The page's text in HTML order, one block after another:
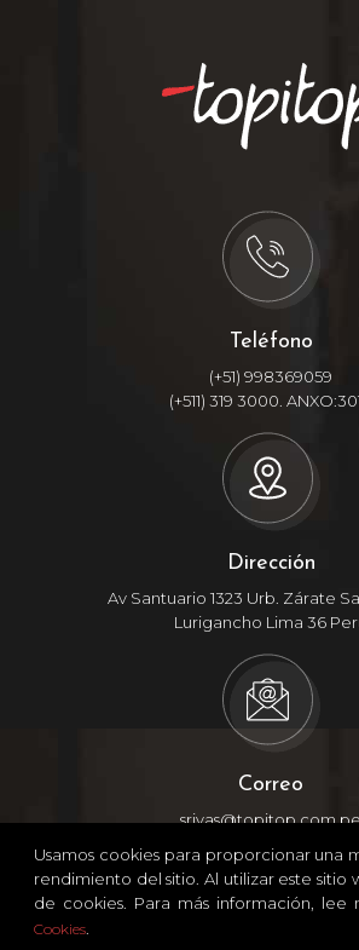
Teléfono
(+51) 998369059
(+511) 319 3000.
Dirección
Av Santuario 1323 Urb. Zárate
Lurigancho Lima 36
Correo
Usamos cookies para proporcionar una
rendimiento del sitio. Al utilizar este sitio
de cookies. Para más información, lee
Cookies